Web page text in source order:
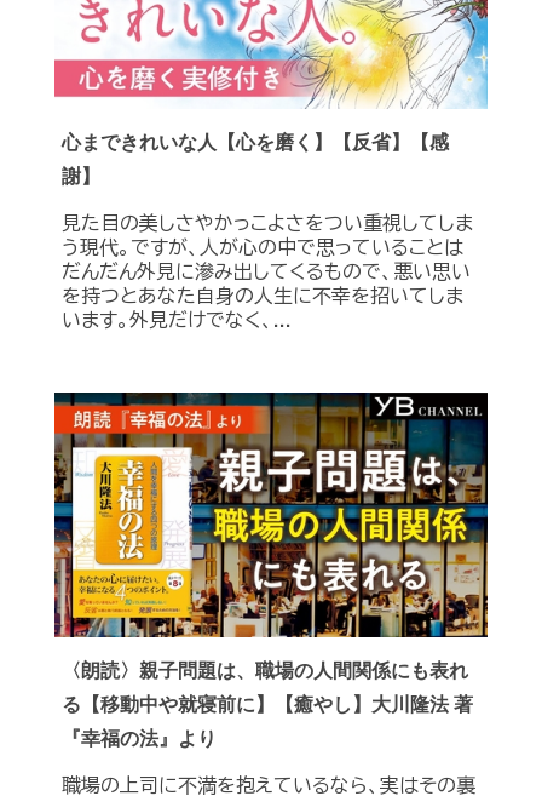
心まできれいな人【心を磨く】【反省】【感
謝】
見た目の美しさやかっこよさをつい重視してしま
う現代。ですが、人が心の中で思っていることは
だんだん外見に滲み出してくるもので、悪い思い
を持つとあなた自身の人生に不幸を招いてしま
います。外見だけでなく、...
〈朗読〉親子問題は、職場の人間関係にも表れ
る【移動中や就寝前に】【癒やし】大川隆法 著
『幸福の法』より
職場の上司に不満を抱えているなら、実はその裏